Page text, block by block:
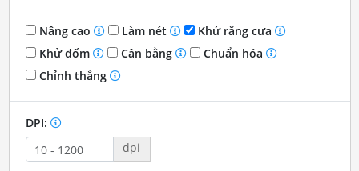
Nâng cao Làm nét
Khử răng cưa
Khử đốm
Cân bằng
Chuẩn hóa
Chỉnh thẳng
DPI:
dpi